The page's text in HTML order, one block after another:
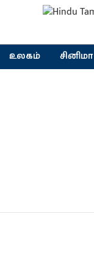
உலகம் சினிமா